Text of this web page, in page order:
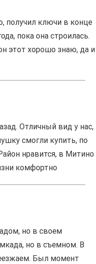
получил ключи в конце
пока она строилась.
этот хорошо знаю, да и
Отличный вид у нас,
смогли купить, по
нравится, в Митино
комфортно
но в своем
но в съемном. В
Был момент